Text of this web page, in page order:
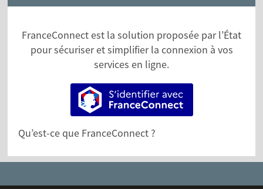
FranceConnect est la solution proposée par l’État
pour sécuriser et simplifier la connexion à vos
services en ligne.
S’identifier avec
Qu’est-ce que FranceConnect ?